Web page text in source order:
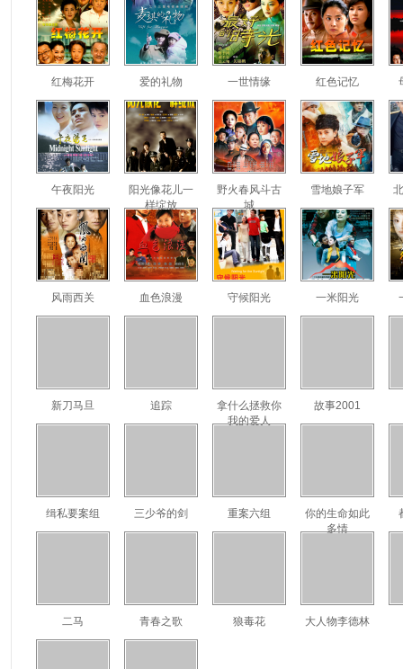
红梅花开 爱的礼物 一世情缘 红色记忆
午夜阳光
阳光像花儿一
样绽放
野火春风斗古
城
雪地娘子军
风雨西关 血色浪漫 守候阳光 一米阳光
新刀马旦 追踪
拿什么拯救你
我的爱人
故事2001
缉私要案组 三少爷的剑 重案六组
你的生命如此
多情
二马 青春之歌 狼毒花 大人物李德林